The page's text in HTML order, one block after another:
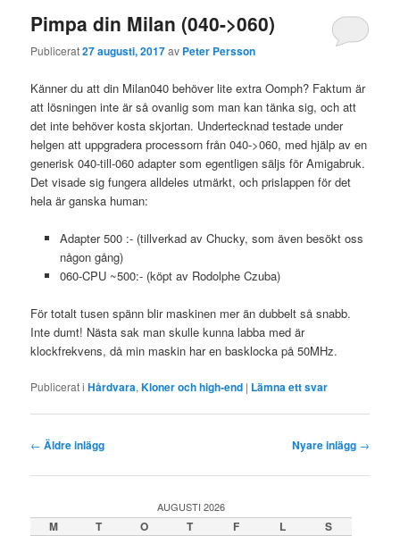
Pimpa din Milan (040->060)
Publicerat27 augusti, 2017av Peter Persson
Känner du att din Milan040 behöver lite extra Oomph? Faktum är
att lösningen inte är så ovanlig som man kan tänka sig, och att
det inte behöver kosta skjortan. Undertecknad testade under
helgen att uppgradera processorn från 040->060, med hjälp av en
generisk 040-till-060 adapter som egentligen säljs för Amigabruk.
Det visade sig fungera alldeles utmärkt, och prislappen för det
hela är ganska human:
Adapter 500 :- (tillverkad av Chucky, som även besökt oss
någon gång)
060-CPU ~500:- (köpt av Rodolphe Czuba)
För totalt tusen spänn blir maskinen mer än dubbelt så snabb.
Inte dumt! Nästa sak man skulle kunna labba med är
klockfrekvens, då min maskin har en basklocka på 50MHz.
Publicerat i Hårdvara,Kloner och high-end | Lämna ett svar
Inläggsnavigering
← Äldre inlägg Nyare inlägg →
AUGUSTI 2026
M T O T F L S